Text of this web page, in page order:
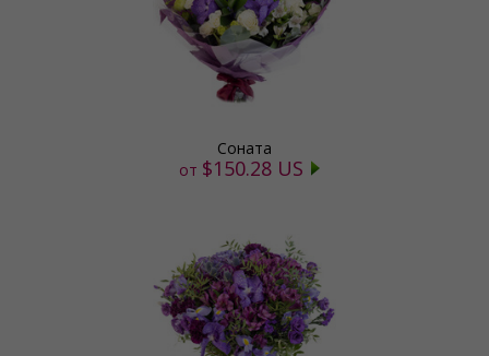
Соната
от $150.28 US